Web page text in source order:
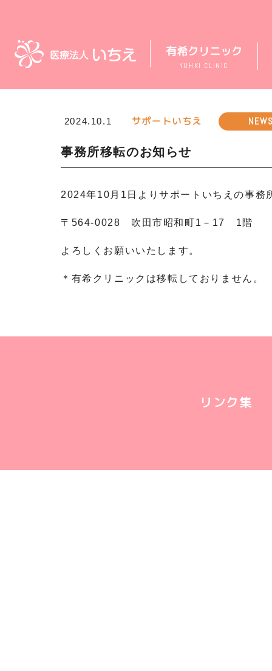
有希クリニック
YUHKI CLINIC
2024.10.1 サポートいちえ
事務所移転のお知らせ
2024年10月1日よりサポートいちえの事務
〒564-0028 吹田市昭和町1－17 1階
よろしくお願いいたします。
＊有希クリニックは移転しておりません。
リンク集